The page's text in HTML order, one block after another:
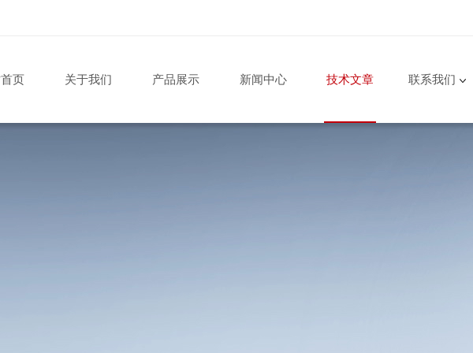
页 关于我们 产品展示 新闻中心 技术文章 联系我们